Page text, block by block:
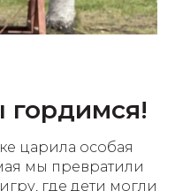
царила особая
мы превратили
где дети могли